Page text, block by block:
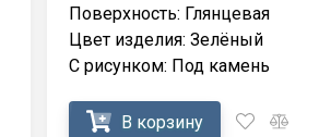
Поверхность: Глянцевая
Цвет изделия: Зелёный
С рисунком: Под камень
В корзину